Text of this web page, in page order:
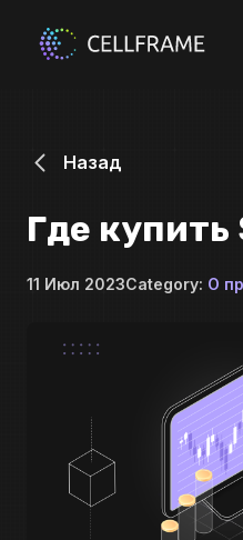
Назад
Где купить
11 Июл 2023Category: О